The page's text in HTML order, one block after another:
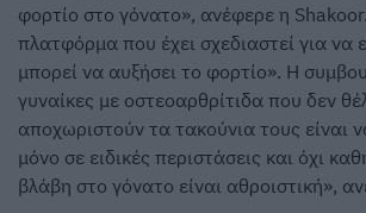
φορτίο στο γόνατο», ανέφερε η
πλατφόρμα που έχει σχεδιαστεί για να
μπορεί να αυξήσει το φορτίο». Η
γυναίκες με οστεοαρθρίτιδα που δεν
αποχωριστούν τα τακούνια τους είναι
μόνο σε ειδικές περιστάσεις και όχι
βλάβη στο γόνατο είναι αθροιστική»,